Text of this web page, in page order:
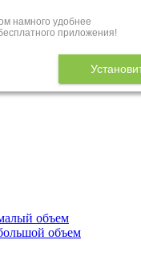
намного удобнее
приложения!
объем
объем